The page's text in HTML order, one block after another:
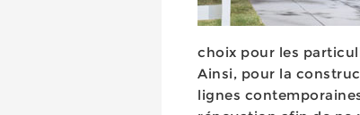
choix pour les
Ainsi, pour la
lignes